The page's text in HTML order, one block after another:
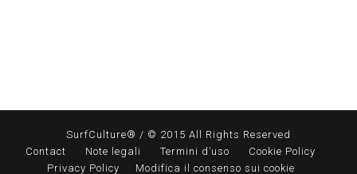
SurfCulture® / © 2015 All Rights Reserved
Contact
Note legali Termini d’uso
Cookie Policy
Privacy Policy
Modifica il consenso sui cookie